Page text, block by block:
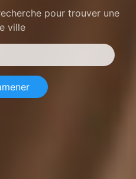
pour trouver une
ville